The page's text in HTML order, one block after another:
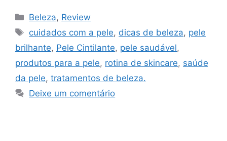
Categorias
Beleza, Review
Tags
cuidados com a pele, dicas de beleza, pele
brilhante, Pele Cintilante, pele saudável,
produtos para a pele, rotina de skincare, saúde
da pele, tratamentos de beleza.
Deixe um comentário